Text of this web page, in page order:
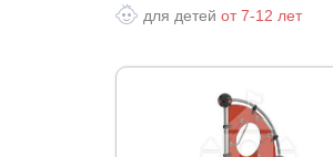
для детей от 7-12 лет